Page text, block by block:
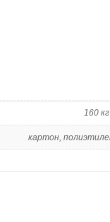
160 кг
картон,